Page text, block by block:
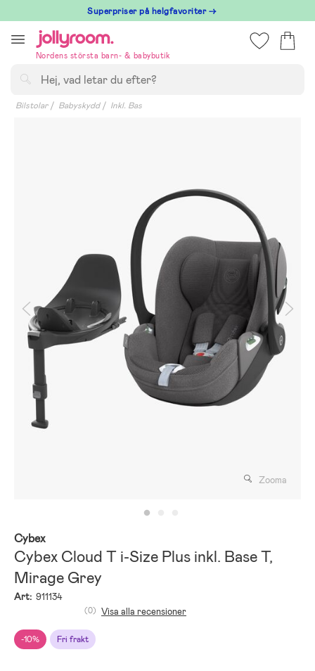
till
innehållet
Superpriser på helgfavoriter →
Nordens största barn- & babybutik
Bilstolar Babyskydd Inkl. Bas
Zooma
Cybex
Cybex Cloud T i-Size Plus inkl. Base T,
Mirage Grey
Art: 911134
-10% Fri frakt
(0) Visa alla recensioner